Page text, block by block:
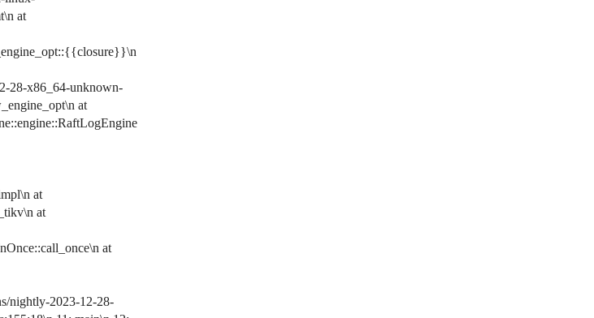
at
28-x86_64-unknown-
at
at
at
at
nightly-2023-12-28-